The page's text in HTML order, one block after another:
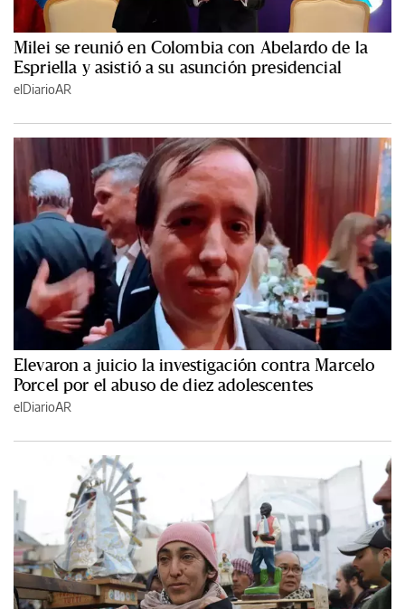
Milei se reunió en Colombia con Abelardo de la
Espriella y asistió a su asunción presidencial
elDiarioAR
Elevaron a juicio la investigación contra Marcelo
Porcel por el abuso de diez adolescentes
elDiarioAR